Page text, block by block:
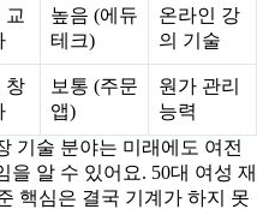
교
높음 (에듀
테크)
온라인 강
의 기술
창
보통 (주문
앱)
원가 관리
능력
기술 분야는 미래에도 여전
알 수 있어요. 50대 여성 재
핵심은 결국 기계가 하지 못